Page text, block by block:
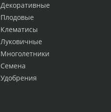
Декоративные
Плодовые
Клематисы
Луковичные
Многолетники
Семена
Удобрения